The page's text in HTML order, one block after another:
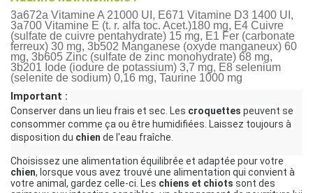
3a672a Vitamine A 21000 UI, E671 Vitamine D3 1400 UI,
3a700 Vitamine E (t. r. alfa toc. Acet.)180 mg, E4 Cuivre
(sulfate de cuivre pentahydrate) 15 mg, E1 Fer (carbonate
ferreux) 30 mg, 3b502 Manganese (oxyde manganeux) 60
mg, 3b605 Zinc (sulfate de zinc monohydrate) 68 mg,
3b201 Iode (iodure de potassium) 3,7 mg, E8 selenium
(selenite de sodium) 0,16 mg, Taurine 1000 mg
Important :
Conserver dans un lieu frais et sec. Les croquettes peuvent se
consommer comme ça ou être humidifiées. Laissez toujours à
disposition du chien de l'eau fraîche.
chien, lorsque vous avez trouvé une alimentation qui convient à
votre animal, gardez celle-ci. Les chiens et chiots sont des